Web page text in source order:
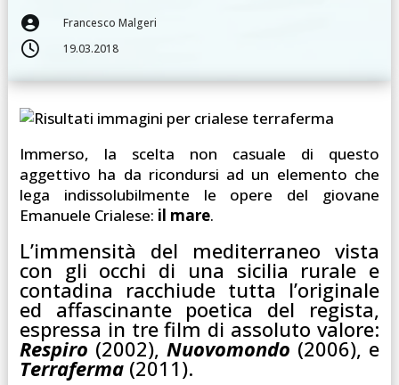
 Francesco Malgeri
 19.03.2018
Immerso, la scelta non casuale di questo
aggettivo ha da ricondursi ad un elemento che
lega indissolubilmente le opere del giovane
Emanuele Crialese: il mare.
L’immensità del mediterraneo vista
con gli occhi di una sicilia rurale e
contadina racchiude tutta l’originale
ed affascinante poetica del regista,
espressa in tre film di assoluto valore:
Respiro (2002), Nuovomondo (2006), e
Terraferma(2011).